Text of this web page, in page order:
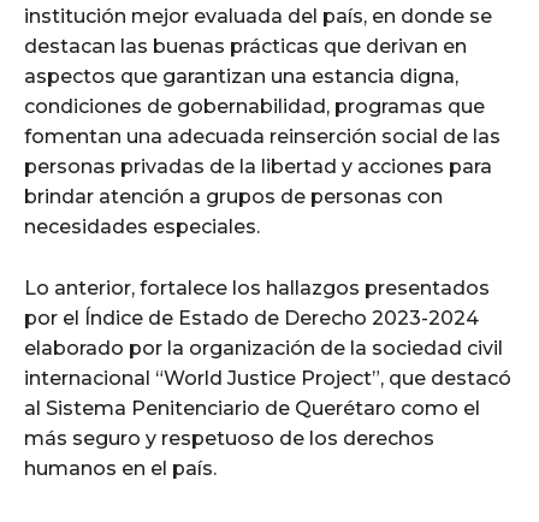
institución mejor evaluada del país, en donde se
destacan las buenas prácticas que derivan en
aspectos que garantizan una estancia digna,
condiciones de gobernabilidad, programas que
fomentan una adecuada reinserción social de las
personas privadas de la libertad y acciones para
brindar atención a grupos de personas con
necesidades especiales.
Lo anterior, fortalece los hallazgos presentados
por el Índice de Estado de Derecho 2023-2024
elaborado por la organización de la sociedad civil
internacional “World Justice Project”, que destacó
al Sistema Penitenciario de Querétaro como el
más seguro y respetuoso de los derechos
humanos en el país.